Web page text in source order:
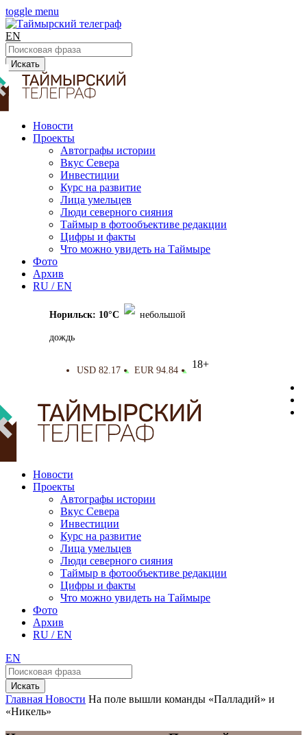
toggle menu
EN
Искать
Новости
Проекты
Автографы истории
Вкус Севера
Инвестиции
Курс на развитие
Лица умельцев
Люди северного сияния
Таймыр в фотообъективе редакции
Цифры и факты
Что можно увидеть на Таймыре
Фото
Архив
RU / EN
Норильск: 10°C небольшой
дождь
USD 82.17 ▲ EUR 94.84 ▲
18+
Новости
Проекты
Автографы истории
Вкус Севера
Инвестиции
Курс на развитие
Лица умельцев
Люди северного сияния
Таймыр в фотообъективе редакции
Цифры и факты
Что можно увидеть на Таймыре
Фото
Архив
RU / EN
EN
Искать
Главная Новости На поле вышли команды «Палладий» и
«Никель»